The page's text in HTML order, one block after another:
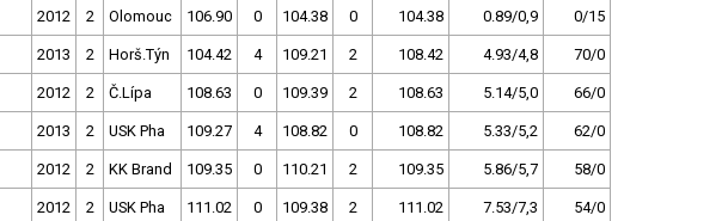
2012 2 Olomouc 106.90 0 104.38 0 104.38 0.89/0,9 0/15
2013 2 Horš.Týn 104.42 4 109.21 2 108.42 4.93/4,8 70/0
2012 2 Č.Lípa 108.63 0 109.39 2 108.63 5.14/5,0 66/0
2013 2 USK Pha 109.27 4 108.82 0 108.82 5.33/5,2 62/0
2012 2 KK Brand 109.35 0 110.21 2 109.35 5.86/5,7 58/0
2012 2 USK Pha 111.02 0 109.38 2 111.02 7.53/7,3 54/0